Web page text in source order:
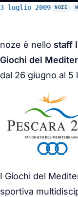
3 luglio 2009 NOZE
noze è nello staff
Giochi del
dal 26 giugno al 5
I Giochi del
sportiva